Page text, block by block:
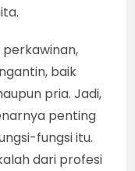
baik
pria. Jadi,
penting
fungsi itu.
dari profesi